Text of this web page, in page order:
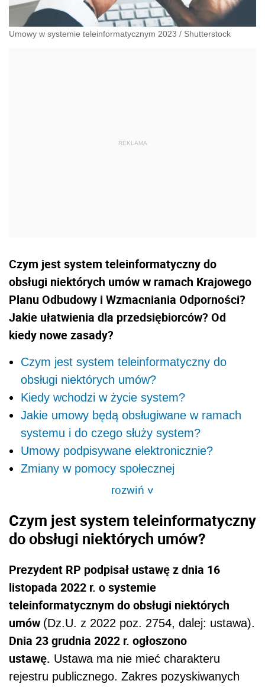
Umowy w systemie teleinformatycznym 2023 / Shutterstock
Czym jest system teleinformatyczny do
obsługi niektórych umów w ramach Krajowego
Planu Odbudowy i Wzmacniania Odporności?
Jakie ułatwienia dla przedsiębiorców? Od
kiedy nowe zasady?
Czym jest system teleinformatyczny do
obsługi niektórych umów?
Kiedy wchodzi w życie system?
Jakie umowy będą obsługiwane w ramach
systemu i do czego służy system?
Umowy podpisywane elektronicznie?
Zmiany w pomocy społecznej
rozwiń>
Czym jest system teleinformatyczny
do obsługi niektórych umów?
Prezydent RP podpisał ustawę z dnia 16
listopada 2022 r. o systemie
teleinformatycznym do obsługi niektórych
umów (Dz.U. z 2022 poz. 2754, dalej: ustawa).
Dnia 23 grudnia 2022 r. ogłoszono
ustawę. Ustawa ma nie mieć charakteru
rejestru publicznego. Zakres pozyskiwanych